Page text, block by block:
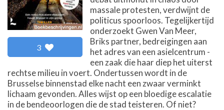
3
massale protesten, verdwijnt de
politicus spoorloos. Tegelijkertijd
onderzoekt Gwen Van Meer,
Briks partner, bedreigingen aan
het adres van een asielcentrum -
een zaak die haar diep het uiterst
rechtse milieu in voert. Ondertussen wordt in de
Brusselse binnenstad elke nacht een zwaar verminkt
lichaam gevonden. Alles wijst op een bloedige escalatie
in de bendeoorlogen die de stad teisteren. Of niet?